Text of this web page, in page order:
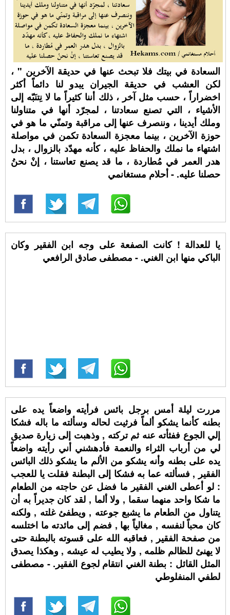
السعادة في بيتك فلا تبحث عنها في حديقة الآخرين " ،
لكن العشب في حديقة الجيران يبدو لنا دائماً أكثر
اخضراراً ، حسب مثل آخر ، ذلك أننا كثيراً ما لا نِتنَبّه إلى
الأشياء ، التي تصنع سعادتنا ، لمجرّد أنها في متناولنا
وملك أيدينا ، وننصرف عنها إلى مراقبة وتمنّي ما هو في
حوزة الآخرين ، بينما معجزة السعادة تكمن في مواصلة
اشتهاء ما نملك والحفاظ عليه ، كأنه مهدّد بالزوال ، بدل
هدر العمر في مُطاردة ، ما قد يصنع تعاستنا ، إنْ نحنُ
حصلنا عليه. - أحلام مستغانمي
يا للعدالة ! كانت الصفعة على وجه ابن الفقير وكان
الباكي منها ابن الغني. - مصطفى صادق الرافعي
مررت ليلة أمس برجل بائس فرأيته واضعاً يده على
بطنه كأنما يشكو ألماً فرثيت لحاله وسألته ما باله فشكا
إلي الجوع ففثأته عنه ثم تركته , وذهبت إلى زيارة صديق
لي من أرباب الثراء والنعمة فأدهشني أني رأيته واضعاً
يده على بطنه وأنه يشكو من الألم ما يشكو ذلك البائس
الفقير , فسألته عما به فشكا إلى البطنة فقلت يا للعجب
: لو أعطى الغني الفقير ما فضل عن حاجته من الطعام
ما شكا واحد منهما سقما , ولا ألما , لقد كان جديراً به أن
يتناول من الطعام ما يشبع جوعته , ويطفئ غلته , ولكنه
كان محباً لنفسه , مغالياً بها , فضم إلى مائدته ما اختلسه
من صفحة الفقير , فعاقبه الله على قسوته بالبطنة حتى
لا يهنئ للظالم ظلمه , ولا يطيب له عيشه , وهكذا يصدق
المثل القائل : بطنة الغني انتقام لجوع الفقير. - مصطفى
لطفي المنفلوطي